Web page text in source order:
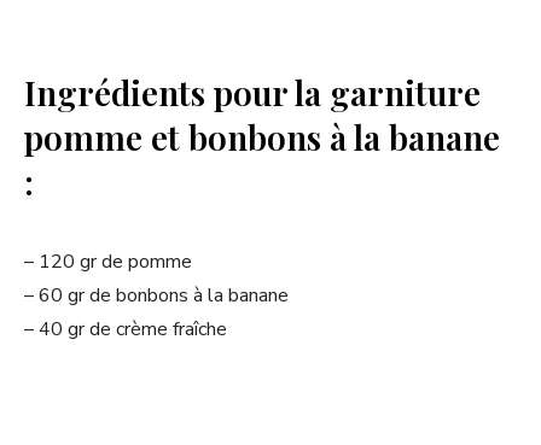
Ingrédients pour la garniture
pomme et bonbons à la banane
:
– 120 gr de pomme
– 60 gr de bonbons à la banane
– 40 gr de crème fraîche